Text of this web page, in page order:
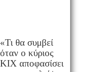
«Τι θα συμβεί
όταν ο κύριος
ΚΙΧ αποφασίσει